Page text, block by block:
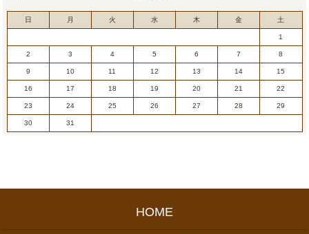
日 月 火 水 木 金 土
1
2 3 4 5 6 7 8
9 10 11 12 13 14 15
16 17 18 19 20 21 22
23 24 25 26 27 28 29
30 31
HOME